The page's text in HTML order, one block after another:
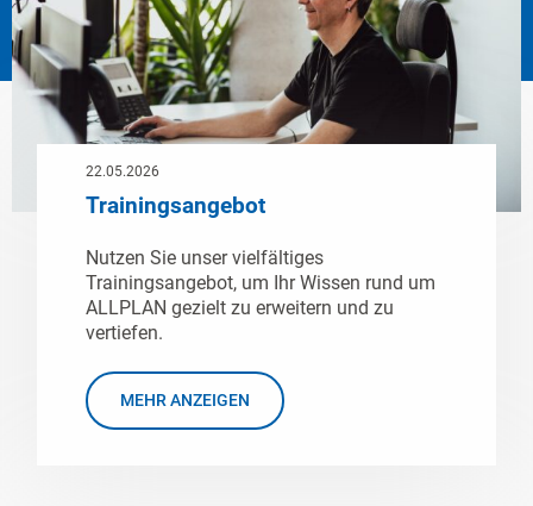
22.05.2026
Trainingsangebot
Nutzen Sie unser vielfältiges
Trainingsangebot, um Ihr Wissen rund um
ALLPLAN gezielt zu erweitern und zu
vertiefen.
MEHR ANZEIGEN